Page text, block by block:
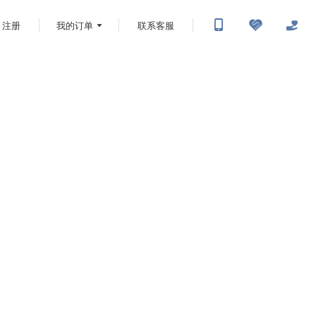
注册 我的订单 联系客服